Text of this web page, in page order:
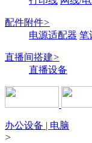
配件附件>
电源适配器 笔
直播间搭建>
直播设备
办公设备 | 电脑
>